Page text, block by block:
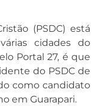
(PSDC) está
cidades do
Portal 27, é que
do PSDC de
como candidato
em Guarapari.